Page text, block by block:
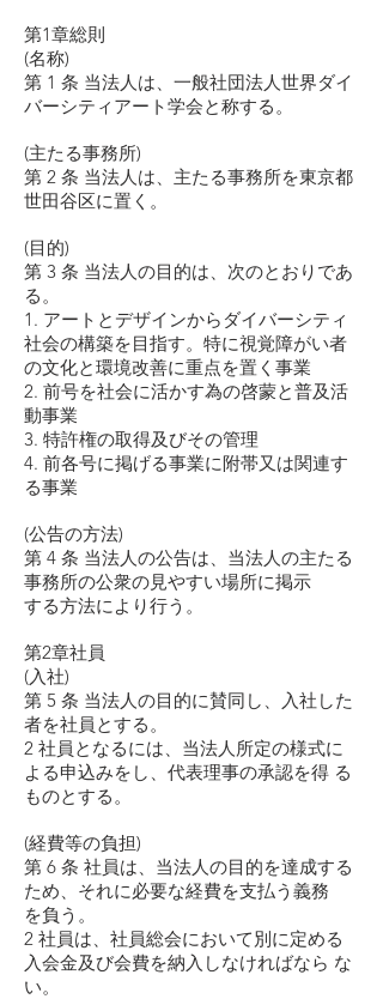
第1章総則
(名称)
第 1 条 当法人は、一般社団法人世界ダイ
バーシティアート学会と称する。
(主たる事務所)
第 2 条 当法人は、主たる事務所を東京都
世田谷区に置く。
(目的)
第 3 条 当法人の目的は、次のとおりであ
る。
1. アートとデザインからダイバーシティ
社会の構築を目指す。特に視覚障がい者
の文化と環境改善に重点を置く事業
2. 前号を社会に活かす為の啓蒙と普及活
動事業
3. 特許権の取得及びその管理
4. 前各号に掲げる事業に附帯又は関連す
る事業
(公告の方法)
第 4 条 当法人の公告は、当法人の主たる
事務所の公衆の見やすい場所に掲示
する方法により行う。
第2章社員
(入社)
第 5 条 当法人の目的に賛同し、入社した
者を社員とする。
2 社員となるには、当法人所定の様式に
よる申込みをし、代表理事の承認を得 る
ものとする。
(経費等の負担)
第 6 条 社員は、当法人の目的を達成する
ため、それに必要な経費を支払う義務
を負う。
2 社員は、社員総会において別に定める
入会金及び会費を納入しなければなら な
い。